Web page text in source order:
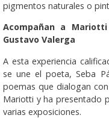
pigmentos naturales o
Acompañan a
Gustavo Valerga
A esta experiencia
se une el poeta, Seba
poemas que dialogan
Mariotti y ha presentado
varias exposiciones.